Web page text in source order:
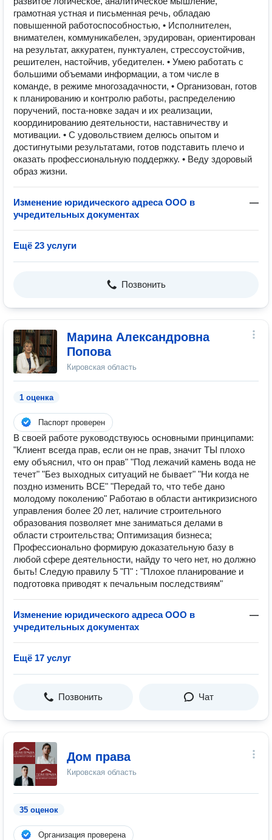
грамотная устная и письменная речь, обладаю
повышенной работоспособностью, • Исполнителен,
внимателен, коммуникабелен, эрудирован, ориентирован
на результат, аккуратен, пунктуален, стрессоустойчив,
решителен, настойчив, убедителен. • Умею работать с
большими объемами информации, а том числе в
команде, в режиме многозадачности, • Организован, готов
к планированию и контролю работы, распределению
поручений, поста-новке задач и их реализации,
координированию деятельности, наставничеству и
мотивации. • С удовольствием делюсь опытом и
достигнутыми результатами, готов подставить плечо и
оказать профессиональную поддержку. • Веду здоровый
образ жизни.
Изменение юридического адреса ООО в
учредительных документах
—
Ещё 23 услуги
Позвонить
Марина Александровна
Попова
Кировская область
1 оценка
Паспорт проверен
В своей работе руководствуюсь основными принципами:
"Клиент всегда прав, если он не прав, значит ТЫ плохо
ему объяснил, что он прав" "Под лежачий камень вода не
течет" "Без выходных ситуаций не бывает" "Ни когда не
поздно изменить ВСЕ" "Передай то, что тебе дано
молодому поколению" Работаю в области антикризисного
управления более 20 лет, наличие строительного
образования позволяет мне заниматься делами в
области строительства; Оптимизация бизнеса;
Профессионально формирую доказательную базу в
любой сфере деятельности, найду то чего нет, но должно
быть! Следую правилу 5 "П" : "Плохое планирование и
подготовка приводят к печальным последствиям"
Изменение юридического адреса ООО в
учредительных документах
—
Ещё 17 услуг
Позвонить Чат
Дом права
Кировская область
35 оценок
Организация проверена